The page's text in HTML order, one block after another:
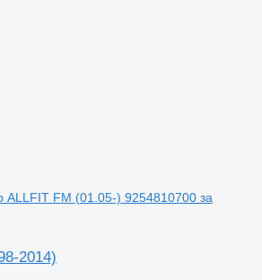
ALLFIT FM (01.05-) 9254810700 за
2014)